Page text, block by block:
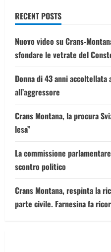
RECENT POSTS
Nuovo video su Crans-
sfondare le vetrate del
Donna di 43 anni accoltellata
all’aggressore
Crans Montana, la procura
lesa”
La commissione
scontro politico
Crans Montana, respinta la
parte civile. Farnesina fa